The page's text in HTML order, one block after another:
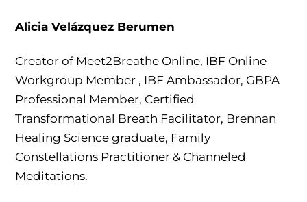
Alicia Velázquez Berumen
Creator of Meet2Breathe Online, IBF Online
Workgroup Member , IBF Ambassador, GBPA
Professional Member, Certified
Transformational Breath Facilitator, Brennan
Healing Science graduate, Family
Constellations Practitioner & Channeled
Meditations.